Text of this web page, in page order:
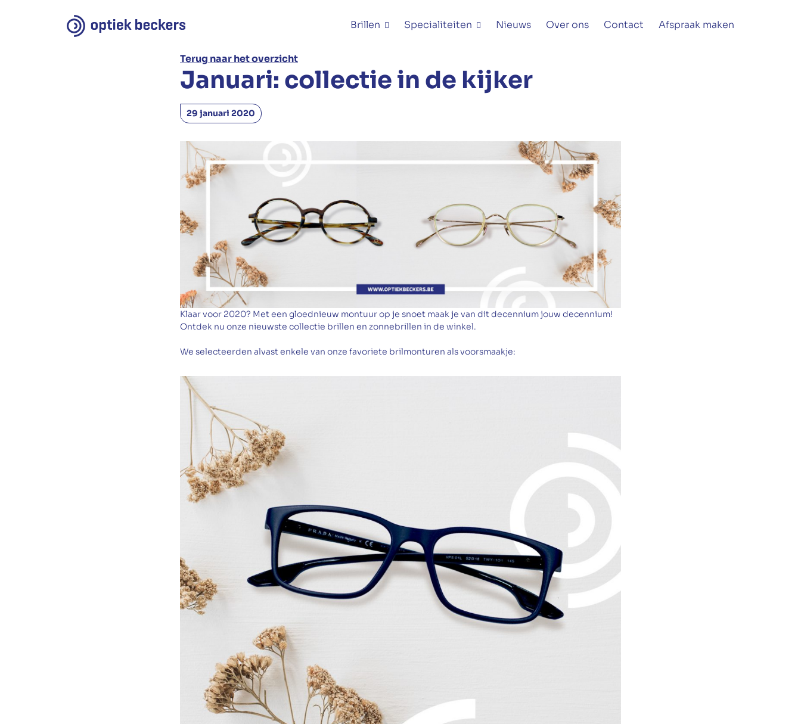
Brillen Specialiteiten Nieuws Over ons Contact Afspraak maken
Terug naar het overzicht
Januari: collectie in de kijker
29 januari 2020
Klaar voor 2020? Met een gloednieuw montuur op je snoet maak je van dit decennium jouw decennium!
Ontdek nu onze nieuwste collectie brillen en zonnebrillen in de winkel.
We selecteerden alvast enkele van onze favoriete brilmonturen als voorsmaakje: